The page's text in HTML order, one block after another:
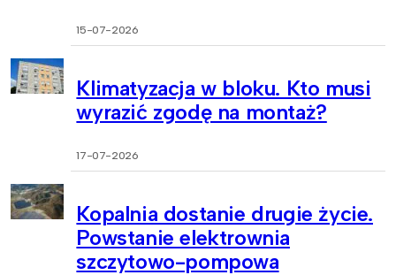
15-07-2026
Klimatyzacja w bloku. Kto musi
wyrazić zgodę na montaż?
17-07-2026
Kopalnia dostanie drugie życie.
Powstanie elektrownia
szczytowo-pompowa